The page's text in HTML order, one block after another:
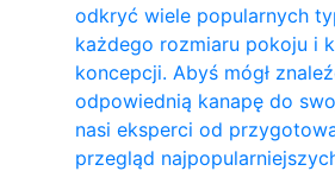
odkryć wiele popularnych
każdego rozmiaru pokoju i
koncepcji. Abyś mógł
odpowiednią kanapę do
nasi eksperci od
przegląd